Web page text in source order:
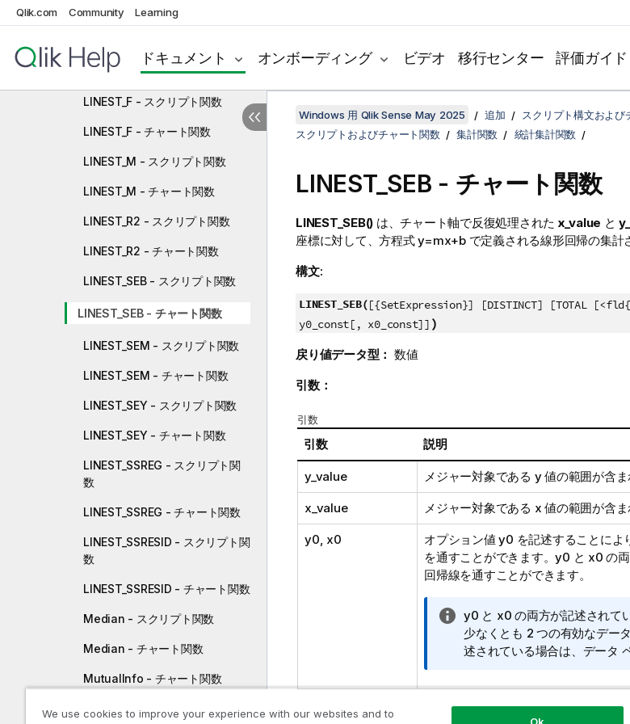
Qlik.com Community Learning
ドキュメント オンボーディング ビデオ 移行センター 評価ガイド
LINEST_B - チャート関数
LINEST_DF - チャート関数
LINEST_F - スクリプト関数
LINEST_F - チャート関数
LINEST_M - スクリプト関数
LINEST_M - チャート関数
LINEST_R2 - スクリプト関数
LINEST_R2 - チャート関数
LINEST_SEB - スクリプト関数
LINEST_SEB - チャート関数
LINEST_SEM - スクリプト関数
LINEST_SEM - チャート関数
LINEST_SEY - スクリプト関数
LINEST_SEY - チャート関数
LINEST_SSREG - スクリプト関
数
LINEST_SSREG - チャート関数
LINEST_SSRESID - スクリプト関
数
LINEST_SSRESID - チャート関数
Median - スクリプト関数
Median - チャート関数
MutualInfo - チャート関数
Skew - スクリプト関数
Windows 用 Qlik Sense May 2025 追加
スクリプト構文および
スクリプトおよびチャート関数
集計関数 統計集計関数
LINEST_SEB - チャート関数
LINEST_SEB() は、チャート軸で反復処理された x_value と
座標に対して、方程式y=mx+bで定義される線形回帰の集計
構文:
LINEST_SEB([{SetExpression}] [DISTINCT] [TOTAL
y0_const[, x0_const]] )
戻り値データ型： 数値
引数：
引数
引数 説明
y_value メジャー対象である y値の範囲が含ま
x_value メジャー対象である x 値の範囲が含ま
y0, x0 オプション値y0 を記述することによ
を通すことができます。y0 と x0 の
回帰線を通すことができます。
情
報
メ
y0 と x0 の両方が記述されて
少なくとも 2 つの有効なデー
述されている場合は、データ
デフォルトでは、集計関数は選択さ
We use cookies to improve your experience with our websites and to